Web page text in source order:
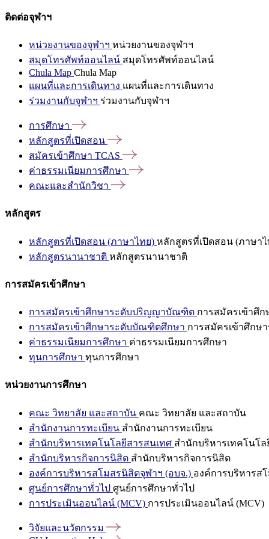
ติดต่อจุฬาฯ
หน่วยงานของจุฬาฯ หน่วยงานของจุฬาฯ
สมุดโทรศัพท์ออนไลน์ สมุดโทรศัพท์ออนไลน์
Chula Map Chula Map
แผนที่และการเดินทาง แผนที่และการเดินทาง
ร่วมงานกับจุฬาฯ ร่วมงานกับจุฬาฯ
การศึกษา
หลักสูตรที่เปิดสอน
สมัครเข้าศึกษา TCAS
ค่าธรรมเนียมการศึกษา
คณะและสำนักวิชา
หลักสูตร
หลักสูตรที่เปิดสอน (ภาษาไทย) หลักสูตรที่เปิดสอน (ภาษาไ
หลักสูตรนานาชาติ หลักสูตรนานาชาติ
การสมัครเข้าศึกษา
การสมัครเข้าศึกษาระดับปริญญาบัณฑิต การสมัครเข้าศึ
การสมัครเข้าศึกษาระดับบัณฑิตศึกษา การสมัครเข้าศึก
ค่าธรรมเนียมการศึกษา ค่าธรรมเนียมการศึกษา
ทุนการศึกษา ทุนการศึกษา
หน่วยงานการศึกษา
คณะ วิทยาลัย และสถาบัน คณะ วิทยาลัย และสถาบัน
สำนักงานการทะเบียน สำนักงานการทะเบียน
สำนักบริหารเทคโนโลยีสารสนเทศ สำนักบริหารเทคโนโล
สำนักบริหารกิจการนิสิต สำนักบริหารกิจการนิสิต
องค์การบริหารสโมสรนิสิตจุฬาฯ (อบจ.) องค์การบริหารส
ศูนย์การศึกษาทั่วไป ศูนย์การศึกษาทั่วไป
การประเมินออนไลน์ (MCV) การประเมินออนไลน์ (MCV)
วิจัยและนวัตกรรม